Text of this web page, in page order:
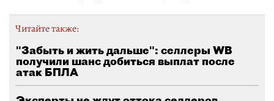
Читайте также:
"Забыть и жить дальше": селлеры WB
получили шанс добиться выплат после
атак БПЛА